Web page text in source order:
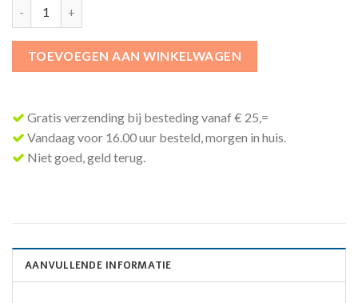
TOEVOEGEN AAN WINKELWAGEN
Gratis verzending bij besteding vanaf € 25,=
Vandaag voor 16.00 uur besteld, morgen in huis.
Niet goed, geld terug.
AANVULLENDE INFORMATIE